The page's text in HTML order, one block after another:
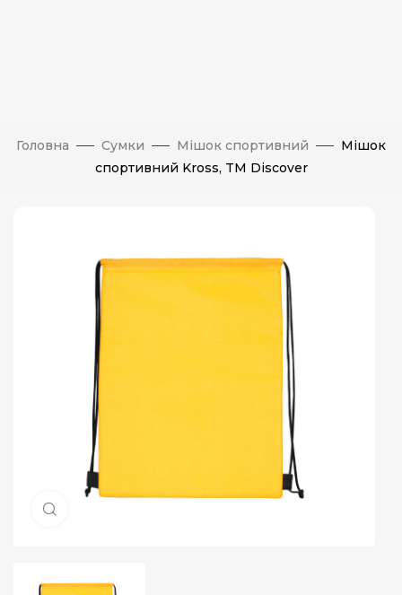
Головна Сумки Мішок спортивний
Мішок
спортивний Kross, TM Discover